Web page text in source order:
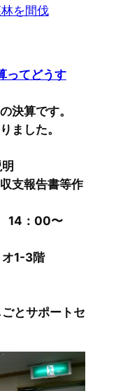
を間伐
ってどうす
決算です。
ました。
支報告書等作
14：00〜
1-3階
とサポートセ